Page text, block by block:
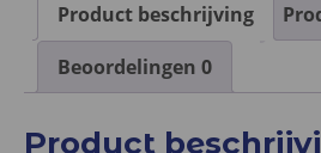
Product beschrijving
Beoordelingen 0
Product